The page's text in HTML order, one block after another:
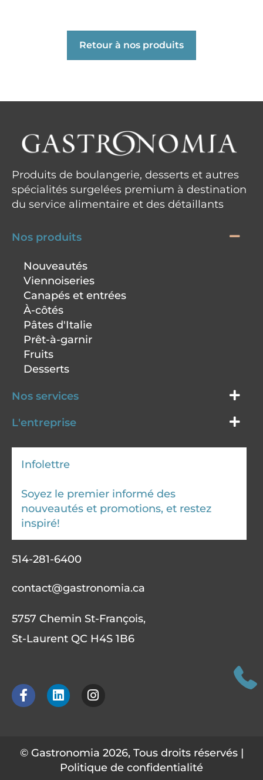
Retour à nos produits
Produits de boulangerie, desserts et autres
spécialités surgelées premium à destination
du service alimentaire et des détaillants
Nos produits
Nouveautés
Viennoiseries
Canapés et entrées
À-côtés
Pâtes d'Italie
Prêt-à-garnir
Fruits
Desserts
Nos services
L'entreprise
Infolettre
Soyez le premier informé des
nouveautés et promotions, et restez
inspiré!
514-281-6400
contact@gastronomia.ca
5757 Chemin St-François,
St-Laurent QC H4S 1B6
F
a
o
L
i
d
I
n
g
r
© Gastronomia 2026, Tous droits réservés |
Politique de confidentialité